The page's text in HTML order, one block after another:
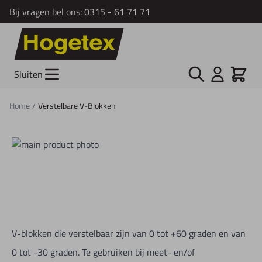
Bij vragen bel ons:0315 - 61 71 71
Ga naar de inhoud
Sluiten Zoek Cart
Home/ Verstelbare V-Blokken
V-blokken die verstelbaar zijn van 0 tot +60 graden en van
0 tot -30 graden. Te gebruiken bij meet- en/of